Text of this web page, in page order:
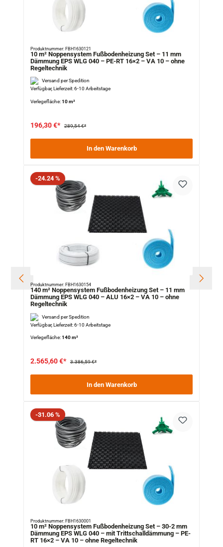
Produktnummer: FBH1630121
10 m² Noppensystem Fußbodenheizung Set – 11 mm
Dämmung EPS WLG 040 – PE-RT 16×2 – VA 10 – ohne
Regeltechnik
Versand per Spedition
Verfügbar, Lieferzeit: 6-10 Arbeitstage
Verlegefläche:10 m²
196,30 €* 289,54 €*
In den Warenkorb
Rabatt
-24.24 %
Produktnummer: FBH1630154
140 m² Noppensystem Fußbodenheizung Set – 11 mm
Dämmung EPS WLG 040 – ALU 16×2 – VA 10 – ohne
Regeltechnik
Versand per Spedition
Verfügbar, Lieferzeit: 6-10 Arbeitstage
Verlegefläche:140 m²
2.565,60 €* 3.386,59 €*
In den Warenkorb
Rabatt
-31.06 %
Produktnummer: FBH1630001
10 m² Noppensystem Fußbodenheizung Set – 30-2 mm
Dämmung EPS WLG 040 – mit Trittschalldämmung – PE-
RT 16×2 – VA 10 – ohne Regeltechnik